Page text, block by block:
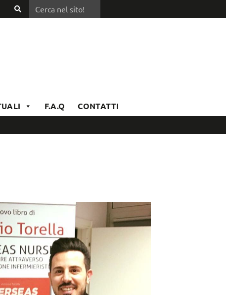
Cerca
F.A.Q CONTATTI